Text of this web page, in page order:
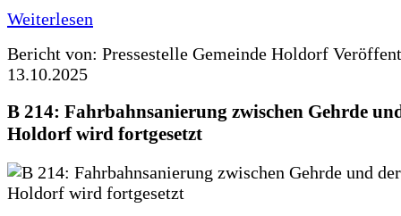
Weiterlesen
Bericht von: Pressestelle Gemeinde Holdorf
13.10.2025
B 214: Fahrbahnsanierung zwischen Gehrde
Holdorf wird fortgesetzt